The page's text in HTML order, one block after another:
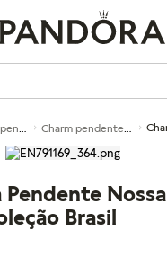
Charm pendente de prata
Pendente Nossa
Brasil